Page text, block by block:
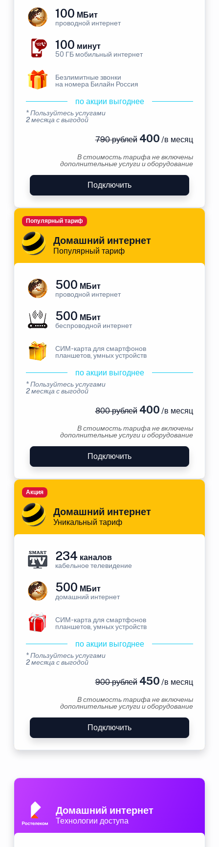
100 МБит
проводной интернет
100 минут
50 ГБ мобильный интернет
Безлимитные звонки
на номера Билайн Россия
по акции выгоднее
* Пользуйтесь услугами
2 месяца с выгодой
790 рублей400 /в месяц
В стоимость тарифа не включены
дополнительные услуги и оборудование
Подключить
Домашний интернет
Популярный тариф
Популярный тариф
500 МБит
проводной интернет
500 МБит
беспроводной интернет
СИМ-карта для смартфонов
планшетов, умных устройств
по акции выгоднее
* Пользуйтесь услугами
2 месяца с выгодой
800 рублей400 /в месяц
В стоимость тарифа не включены
дополнительные услуги и оборудование
Подключить
Домашний интернет
Уникальный тариф
Акция
234 каналов
кабельное телевидение
500 МБит
домашний интернет
СИМ-карта для смартфонов
планшетов, умных устройств
по акции выгоднее
* Пользуйтесь услугами
2 месяца с выгодой
900 рублей450 /в месяц
В стоимость тарифа не включены
дополнительные услуги и оборудование
Подключить
Домашний интернет
Технологии доступа